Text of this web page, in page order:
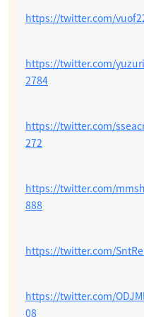
https://twitter.com/
https://twitter.com/
2784
https://twitter.com/
272
https://twitter.com/
888
https://twitter.com/
https://twitter.com/
08